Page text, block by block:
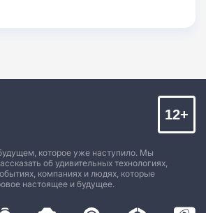
которое уже наступило. Мы
об удивительных технологиях,
компаниях и людях, которые
настоящее и будущее.
12+